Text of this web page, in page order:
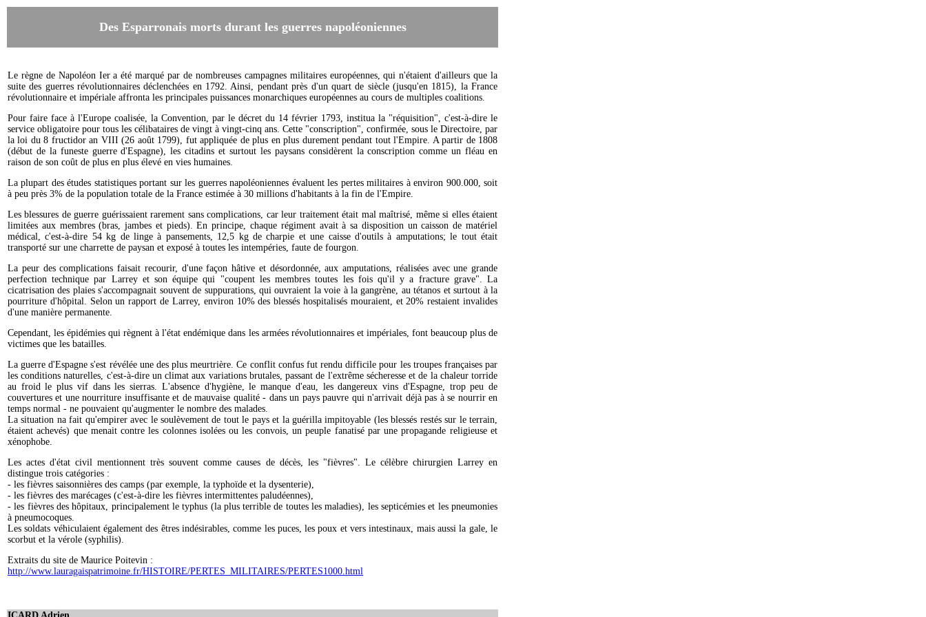
Des Esparronais morts durant les guerres napoléoniennes
Le règne de Napoléon Ier a été marqué par de nombreuses campagnes militaires européennes, qui n'étaient d'ailleurs que la
suite des guerres révolutionnaires déclenchées en 1792. Ainsi, pendant près d'un quart de siècle (jusqu'en 1815), la France
révolutionnaire et impériale affronta les principales puissances monarchiques européennes au cours de multiples coalitions.
Pour faire face à l'Europe coalisée, la Convention, par le décret du 14 février 1793, institua la "réquisition", c'est-à-dire le
service obligatoire pour tous les célibataires de vingt à vingt-cinq ans. Cette "conscription", confirmée, sous le Directoire, par
la loi du 8 fructidor an VIII (26 août 1799), fut appliquée de plus en plus durement pendant tout l'Empire. A partir de 1808
(début de la funeste guerre d'Espagne), les citadins et surtout les paysans considèrent la conscription comme un fléau en
raison de son coût de plus en plus élevé en vies humaines.
La plupart des études statistiques portant sur les guerres napoléoniennes évaluent les pertes militaires à environ 900.000, soit
à peu près 3% de la population totale de la France estimée à 30 millions d'habitants à la fin de l'Empire.
Les blessures de guerre guérissaient rarement sans complications, car leur traitement était mal maîtrisé, même si elles étaient
limitées aux membres (bras, jambes et pieds). En principe, chaque régiment avait à sa disposition un caisson de matériel
médical, c'est-à-dire 54 kg de linge à pansements, 12,5 kg de charpie et une caisse d'outils à amputations; le tout était
transporté sur une charrette de paysan et exposé à toutes les intempéries, faute de fourgon.
La peur des complications faisait recourir, d'une façon hâtive et désordonnée, aux amputations, réalisées avec une grande
perfection technique par Larrey et son équipe qui "coupent les membres toutes les fois qu'il y a fracture grave". La
cicatrisation des plaies s'accompagnait souvent de suppurations, qui ouvraient la voie à la gangrène, au tétanos et surtout à la
pourriture d'hôpital. Selon un rapport de Larrey, environ 10% des blessés hospitalisés mouraient, et 20% restaient invalides
d'une manière permanente.
Cependant, les épidémies qui règnent à l'état endémique dans les armées révolutionnaires et impériales, font beaucoup plus de
victimes que les batailles.
La guerre d'Espagne s'est révélée une des plus meurtrière. Ce conflit confus fut rendu difficile pour les troupes françaises par
les conditions naturelles, c'est-à-dire un climat aux variations brutales, passant de l'extrême sécheresse et de la chaleur torride
au froid le plus vif dans les sierras. L'absence d'hygiène, le manque d'eau, les dangereux vins d'Espagne, trop peu de
couvertures et une nourriture insuffisante et de mauvaise qualité - dans un pays pauvre qui n'arrivait déjà pas à se nourrir en
temps normal - ne pouvaient qu'augmenter le nombre des malades.
La situation na fait qu'empirer avec le soulèvement de tout le pays et la guérilla impitoyable (les blessés restés sur le terrain,
étaient achevés) que menait contre les colonnes isolées ou les convois, un peuple fanatisé par une propagande religieuse et
xénophobe.
Les actes d'état civil mentionnent très souvent comme causes de décès, les "fièvres". Le célèbre chirurgien Larrey en
distingue trois catégories :
- les fièvres saisonnières des camps (par exemple, la typhoïde et la dysenterie),
- les fièvres des marécages (c'est-à-dire les fièvres intermittentes paludéennes),
- les fièvres des hôpitaux, principalement le typhus (la plus terrible de toutes les maladies), les septicémies et les pneumonies
à pneumocoques.
Les soldats véhiculaient également des êtres indésirables, comme les puces, les poux et vers intestinaux, mais aussi la gale, le
scorbut et la vérole (syphilis).
Extraits du site de Maurice Poitevin :
http://www.lauragaispatrimoine.fr/HISTOIRE/PERTES_MILITAIRES/PERTES1000.html